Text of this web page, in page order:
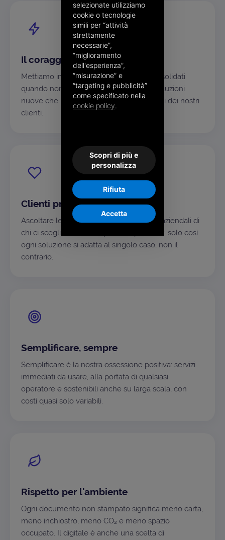
Il coraggio di essere differenti
Mettiamo in discussione gli approcci consolidati
quando non bastano più, per costruire soluzioni
nuove che rispondano davvero ai progetti dei nostri
clienti.
Clienti prima di tutto
Ascoltare le esigenze e capire i processi aziendali di
chi ci sceglie è il nostro punto di partenza: solo così
ogni soluzione si adatta al singolo caso, non il
contrario.
Semplificare, sempre
Semplificare è la nostra ossessione positiva: servizi
immediati da usare, alla portata di qualsiasi
operatore e sostenibili anche su larga scala, con
costi quasi solo variabili.
Rispetto per l'ambiente
Ogni documento non stampato significa meno carta,
meno inchiostro, meno CO₂ e meno spazio
occupato. Il digitale è anche una scelta di
selezionate utilizziamo
cookie o tecnologie
simili per “attività
strettamente
necessarie”,
“miglioramento
dell'esperienza”,
“misurazione” e
“targeting e pubblicità”
come specificato nella
cookie policy.
Scopri di più e
personalizza
Rifiuta
Accetta